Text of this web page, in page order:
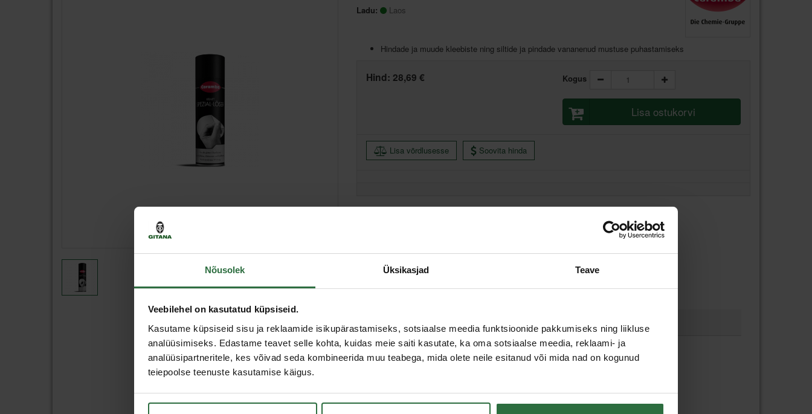
Nõusolek Üksikasjad Teave
Veebilehel on kasutatud küpsiseid.
Kasutame küpsiseid sisu ja reklaamide isikupärastamiseks, sotsiaalse meedia funktsioonide pakkumiseks ning liikluse
analüüsimiseks. Edastame teavet selle kohta, kuidas meie saiti kasutate, ka oma sotsiaalse meedia, reklaami- ja
analüüsipartneritele, kes võivad seda kombineerida muu teabega, mida olete neile esitanud või mida nad on kogunud
teiepoolse teenuste kasutamise käigus.
Ladu:
Laos
Hindade ja muude kleebiste ning siltide ja pindade vananenud mustuse puhastamiseks
Hind: 28,69 € Kogus
Lisa ostukorvi
Lisa võrdlusesse Soovita hinda
Põhiladu, (eeldatav tarne, 2-4 tööpäeva)
Kirjeldus
Sobib kõikidele siledatele pindadele
Eemaldab tõhusalt pindadelt kleebised
Ei kahjusta värvitud pindu
Sobib kroomi, klaasi ja muude siledate pindade jaoks